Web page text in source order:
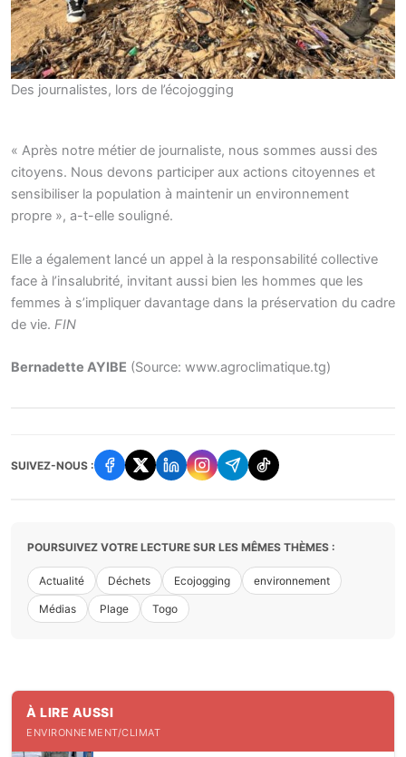
Des journalistes, lors de l’écojogging
« Après notre métier de journaliste, nous sommes aussi des
citoyens. Nous devons participer aux actions citoyennes et
sensibiliser la population à maintenir un environnement
propre », a-t-elle souligné.
Elle a également lancé un appel à la responsabilité collective
face à l’insalubrité, invitant aussi bien les hommes que les
femmes à s’impliquer davantage dans la préservation du cadre
de vie. FIN
Bernadette AYIBE (Source: www.agroclimatique.tg)
SUIVEZ-NOUS :
POURSUIVEZ VOTRE LECTURE SUR LES MÊMES THÈMES :
Actualité Déchets Ecojogging environnement
Médias Plage Togo
À LIRE AUSSI
ENVIRONNEMENT/CLIMAT